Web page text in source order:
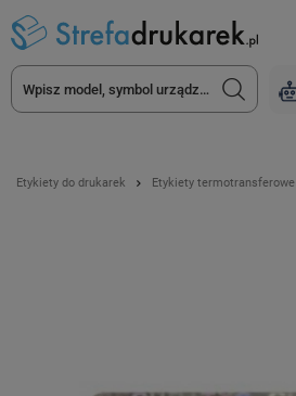
Etykiety do drukarek Etykiety termotransferowe